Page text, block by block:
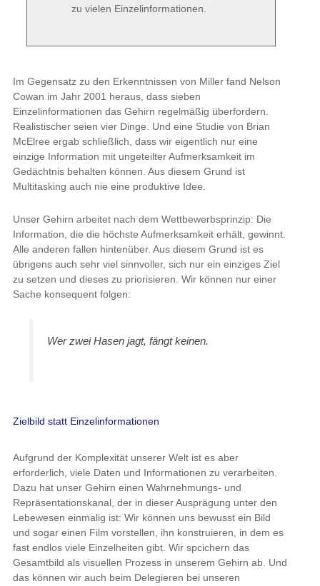
zu vielen Einzelinformationen.
Im Gegensatz zu den Erkenntnissen von Miller fand Nelson
Cowan im Jahr 2001 heraus, dass sieben
Einzelinformationen das Gehirn regelmäßig überfordern.
Realistischer seien vier Dinge. Und eine Studie von Brian
McElree ergab schließlich, dass wir eigentlich nur eine
einzige Information mit ungeteilter Aufmerksamkeit im
Gedächtnis behalten können. Aus diesem Grund ist
Multitasking auch nie eine produktive Idee.
Unser Gehirn arbeitet nach dem Wettbewerbsprinzip: Die
Information, die die höchste Aufmerksamkeit erhält, gewinnt.
Alle anderen fallen hintenüber. Aus diesem Grund ist es
übrigens auch sehr viel sinnvoller, sich nur ein einziges Ziel
zu setzen und dieses zu priorisieren. Wir können nur einer
Sache konsequent folgen:
Wer zwei Hasen jagt, fängt keinen.
Zielbild statt Einzelinformationen
Aufgrund der Komplexität unserer Welt ist es aber
erforderlich, viele Daten und Informationen zu verarbeiten.
Dazu hat unser Gehirn einen Wahrnehmungs- und
Repräsentationskanal, der in dieser Ausprägung unter den
Lebewesen einmalig ist: Wir können uns bewusst ein Bild
und sogar einen Film vorstellen, ihn konstruieren, in dem es
fast endlos viele Einzelheiten gibt. Wir spcichern das
Gesamtbild als visuellen Prozess in unserem Gehirn ab. Und
das können wir auch beim Delegieren bei unseren